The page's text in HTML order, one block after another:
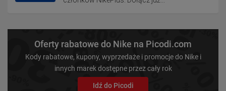
Oferty rabatowe do Nike na Picodi.com
Kody rabatowe, kupony, wyprzedaże i promocje do Nike i
innych marek dostępne przez cały rok
Idź do Picodi